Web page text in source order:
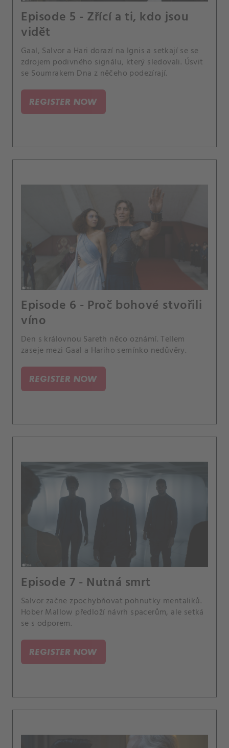
Episode 5 - Zřící a ti, kdo jsou
vidět
Gaal, Salvor a Hari dorazí na Ignis a setkají se se
zdrojem podivného signálu, který sledovali. Úsvit
se Soumrakem Dna z něčeho podezírají.
REGISTER NOW
Episode 6 - Proč bohové stvořili
víno
Den s královnou Sareth něco oznámí. Tellem
zaseje mezi Gaal a Hariho semínko nedůvěry.
REGISTER NOW
Episode 7 - Nutná smrt
Salvor začne zpochybňovat pohnutky mentaliků.
Hober Mallow předloží návrh spacerům, ale setká
se s odporem.
REGISTER NOW